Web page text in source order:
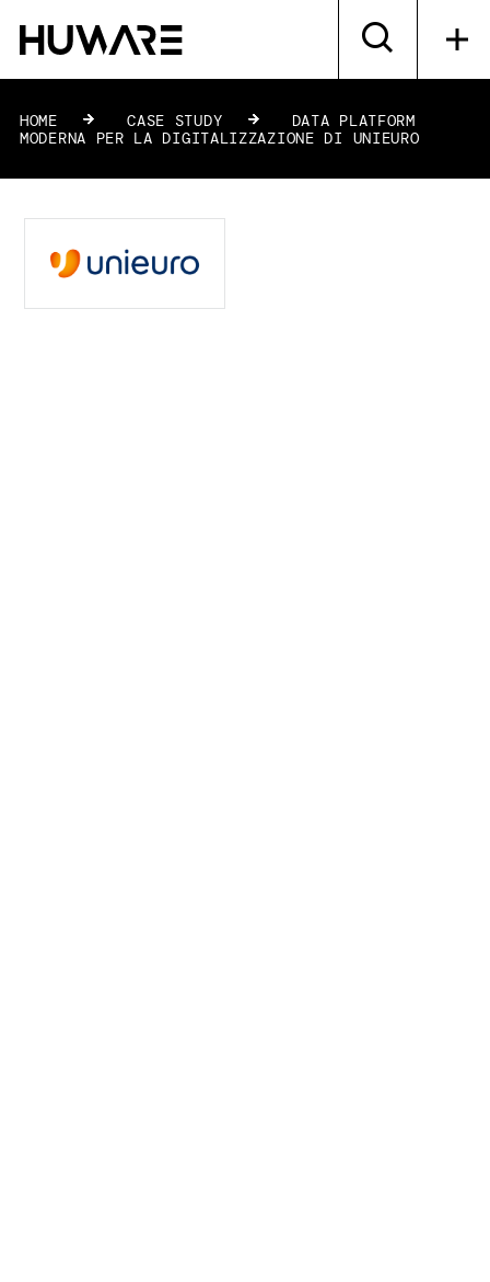
HOME » CASE STUDY »
DATA PLATFORM
MODERNA PER LA DIGITALIZZAZIONE DI UNIEURO